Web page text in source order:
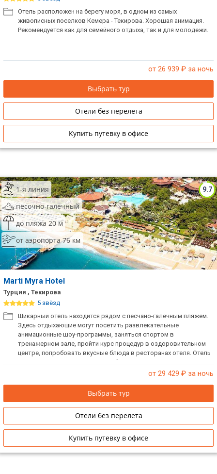
Отель расположен на берегу моря, в одном из самых
живописных поселков Кемера - Текирова. Хорошая анимация.
Рекомендуется как для семейного отдыха, так и для молодежи.
от 26 939 ₽ за ночь
Выбрать тур
Отели без перелета
Купить путевку в офисе
9.7
1-я линия
песочно-галечный
до пляжа 20 м
от аэропорта 76 км
Marti Myra Hotel
Турция , Текирова
5 звёзд
Шикарный отель находится рядом с песчано-галечным пляжем.
Здесь отдыхающие могут посетить развлекательные
анимационные шоу-программы, заняться спортом в
тренажерном зале, пройти курс процедур в оздоровительном
центре, попробовать вкусные блюда в ресторанах отеля. Отель
не размещает одиноких мужчин без женщин.
от 29 429 ₽ за ночь
Выбрать тур
Отели без перелета
Купить путевку в офисе